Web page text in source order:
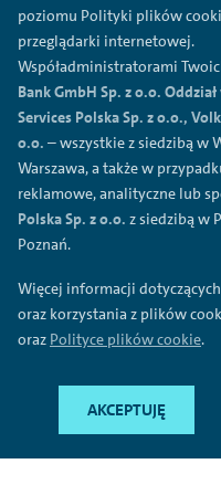
Polityka prywatności
Regulamin
Polityka plików cookies
Ogólne warunki sprzedaży
Przetwarzanie danych
Mapa serwisu
Formularz reklamacyjny
Pod nazwa Volkswagen
bankowe (przez
Polsce), usługi
ubezpieczeniowe (przez
Sp. z o.o. jako agenta
poziomu Polityki plików
przeglądarki internetowej.
Współadministratorami
Bank GmbH Sp. z o.o.
Services Polska Sp. z o.o.,
o.o. – wszystkie z siedzibą w
Warszawa, a także w
reklamowe, analityczne lub
Polska Sp. z o.o. z siedzibą w
Poznań.
Więcej informacji
oraz korzystania z plików
oraz Polityce plików cookie.
AKCEPTUJĘ